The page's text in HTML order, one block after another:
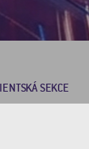
SEKCE